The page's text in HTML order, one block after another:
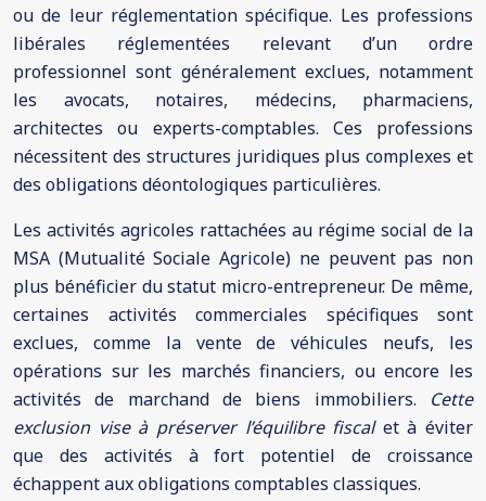
ou de leur réglementation spécifique. Les professions
libérales réglementées relevant d’un ordre
professionnel sont généralement exclues, notamment
les avocats, notaires, médecins, pharmaciens,
architectes ou experts-comptables. Ces professions
nécessitent des structures juridiques plus complexes et
des obligations déontologiques particulières.
Les activités agricoles rattachées au régime social de la
MSA (Mutualité Sociale Agricole) ne peuvent pas non
plus bénéficier du statut micro-entrepreneur. De même,
certaines activités commerciales spécifiques sont
exclues, comme la vente de véhicules neufs, les
opérations sur les marchés financiers, ou encore les
activités de marchand de biens immobiliers. Cette
exclusion vise à préserver l’équilibre fiscal et à éviter
que des activités à fort potentiel de croissance
échappent aux obligations comptables classiques.